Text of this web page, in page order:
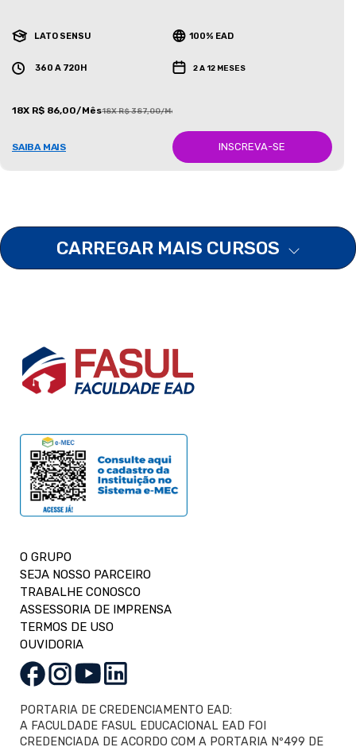
LATO SENSU 100% EAD
360 A 720H 2 A 12 MESES
18X R$ 86,00/Mês18X R$ 387,00/Mês
SAIBA MAIS INSCREVA-SE
CARREGAR MAIS CURSOS
O GRUPO
SEJA NOSSO PARCEIRO
TRABALHE CONOSCO
ASSESSORIA DE IMPRENSA
TERMOS DE USO
OUVIDORIA
PORTARIA DE CREDENCIAMENTO EAD:
A FACULDADE FASUL EDUCACIONAL EAD FOI
CREDENCIADA DE ACORDO COM A PORTARIA Nº499 DE